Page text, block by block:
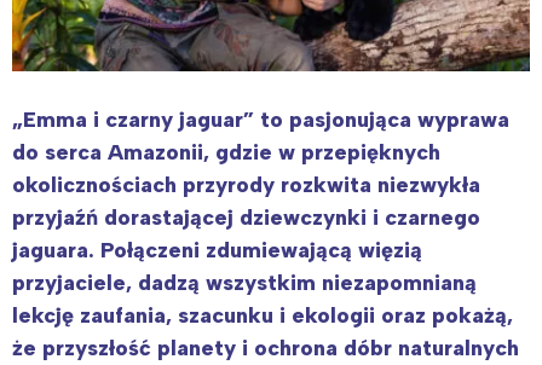
„Emma i czarny jaguar” to pasjonująca wyprawa
do serca Amazonii, gdzie w przepięknych
okolicznościach przyrody rozkwita niezwykła
przyjaźń dorastającej dziewczynki i czarnego
jaguara. Połączeni zdumiewającą więzią
przyjaciele, dadzą wszystkim niezapomnianą
lekcję zaufania, szacunku i ekologii oraz pokażą,
że przyszłość planety i ochrona dóbr naturalnych